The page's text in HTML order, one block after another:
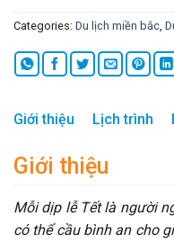
Categories: Du lịch miền bắc,
Giới thiệu Lịch trình
Giới thiệu
Mỗi dịp lễ Tết là người
có thể cầu bình an cho